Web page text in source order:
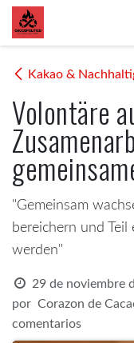
Ir al contenido
Kakao &
Volontäre
"Gemeinsam
bereichern und
werden"
29 de noviembre
por Corazon de
comentarios